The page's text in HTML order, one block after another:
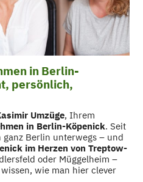
in Berlin-
persönlich,
Umzüge, Ihrem
in Berlin-Köpenick. Seit
Berlin unterwegs – und
im Herzen von Treptow-
oder Müggelheim –
wie man hier clever